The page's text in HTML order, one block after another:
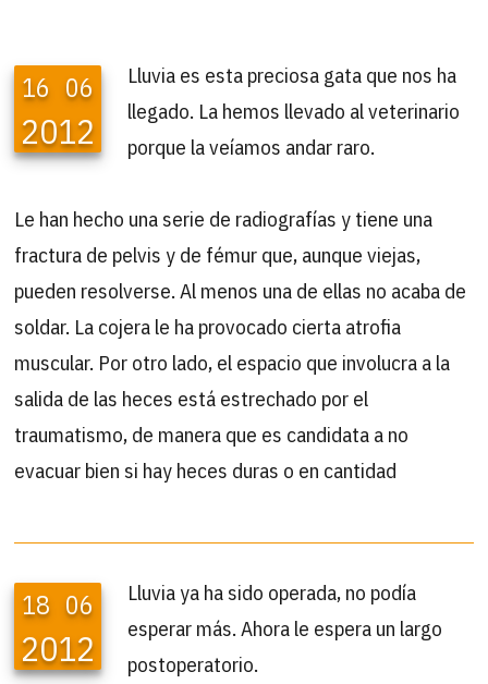
16 06
2012
Lluvia es esta preciosa gata que nos ha
llegado. La hemos llevado al veterinario
porque la veíamos andar raro.
Le han hecho una serie de radiografías y tiene una
fractura de pelvis y de fémur que, aunque viejas,
pueden resolverse. Al menos una de ellas no acaba de
soldar. La cojera le ha provocado cierta atrofia
muscular. Por otro lado, el espacio que involucra a la
salida de las heces está estrechado por el
traumatismo, de manera que es candidata a no
evacuar bien si hay heces duras o en cantidad
18 06
2012
Lluvia ya ha sido operada, no podía
esperar más. Ahora le espera un largo
postoperatorio.